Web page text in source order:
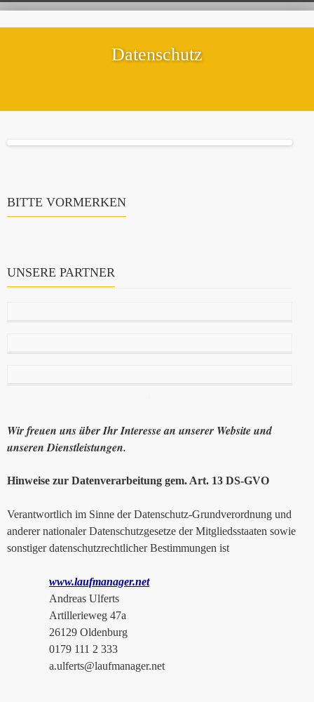
Datenschutz
BITTE VORMERKEN
UNSERE PARTNER
Wir freuen uns über Ihr Interesse an unserer Website und
unseren Dienstleistungen.
Hinweise zur Datenverarbeitung gem. Art. 13 DS-GVO
Verantwortlich im Sinne der Datenschutz-Grundverordnung und
anderer nationaler Datenschutzgesetze der Mitgliedsstaaten sowie
sonstiger datenschutzrechtlicher Bestimmungen ist
www.laufmanager.net
Andreas Ulferts
Artillerieweg 47a
26129 Oldenburg
0179 111 2 333
a.ulferts@laufmanager.net